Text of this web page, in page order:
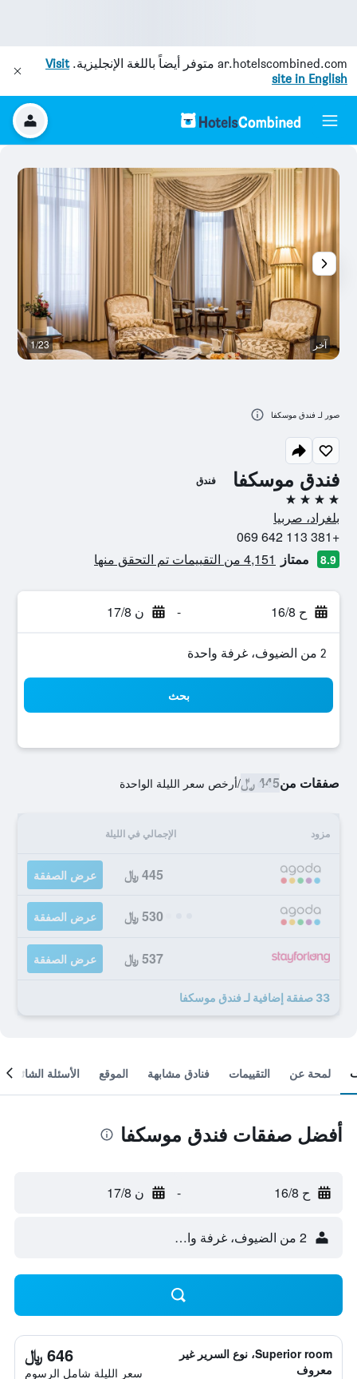
ar.hotelscombined.com متوفر أيضاً باللغة الإنجليزية.Visit
site in English
فندق موسكفا فندق
4 نجوم
بلغراد، صربيا
+381 113 642 069
8.9 ممتاز 4,151 من التقييمات تم التحقق منها
ح 16/8 - ن 17/8
2 من الضيوف، غرفة واحدة
بحث
صفقات من445 ﷼ /أرخص سعر الليلة الواحدة
مزود الإجمالي في الليلة
445 ﷼ عرض الصفقة
530 ﷼ عرض الصفقة
537 ﷼ عرض الصفقة
33 صفقة إضافية لـ فندق موسكفا
آخر 1/23
صور لـ فندق موسكفا
لمحة عن التقييمات فنادق مشابهة الموقع الأسئلة الشائعة
أفضل صفقات فندق موسكفا
ح 16/8 - ن 17/8
2 من الضيوف، غرفة واحدة
Superior room، نوع السرير غير
معروف
646 ﷼
سعر الليلة شامل الرسوم